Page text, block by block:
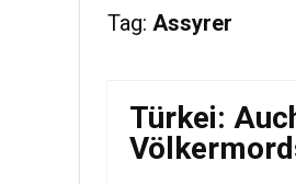
Tag: Assyrer
Türkei: